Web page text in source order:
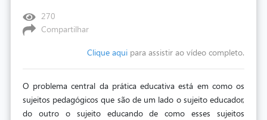
270
Compartilhar
Clique aqui para assistir ao vídeo completo.
O problema central da prática educativa está em como os
sujeitos pedagógicos que são de um lado o sujeito educador,
do outro o sujeito educando de como esses sujeitos